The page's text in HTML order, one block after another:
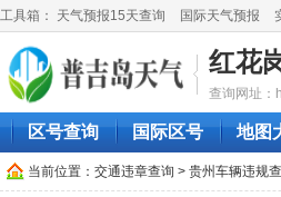
工具箱： 天气预报15天查询 国际天气预报
红花
查询网址：
区号查询 国际区号 地图
当前位置： 交通违章查询 > 贵州车辆违规